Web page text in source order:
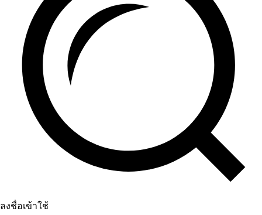
ลงชื่อเข้าใช้